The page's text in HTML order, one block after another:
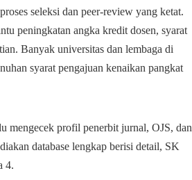
seleksi dan peer-review yang ketat.
peningkatan angka kredit dosen, syarat
Banyak universitas dan lembaga di
syarat pengajuan kenaikan pangkat
mengecek profil penerbit jurnal, OJS, dan
database lengkap berisi detail, SK
4.